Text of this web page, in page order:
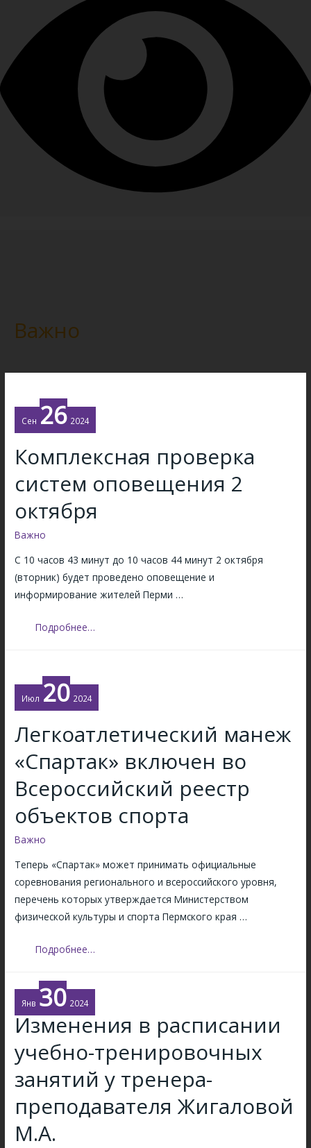
Важно
Сен 26 2024
Комплексная проверка
систем оповещения 2
октября
Важно
С 10 часов 43 минут до 10 часов 44 минут 2 октября
(вторник) будет проведено оповещение и
информирование жителей Перми …
К
л
е
к
н
а
я
п
р
в
е
р
к
с
с
т
е
о
п
в
е
Подробнее…
Июл 20 2024
Легкоатлетический манеж
«Спартак» включен во
Всероссийский реестр
объектов спорта
Важно
Теперь «Спартак» может принимать официальные
соревнования регионального и всероссийского уровня,
перечень которых утверждается Министерством
физической культуры и спорта Пермского края …
Л
г
к
о
а
т
е
т
ч
Подробнее…
Янв 30 2024
Изменения в расписании
учебно-тренировочных
занятий у тренера-
преподавателя Жигаловой
М.А.